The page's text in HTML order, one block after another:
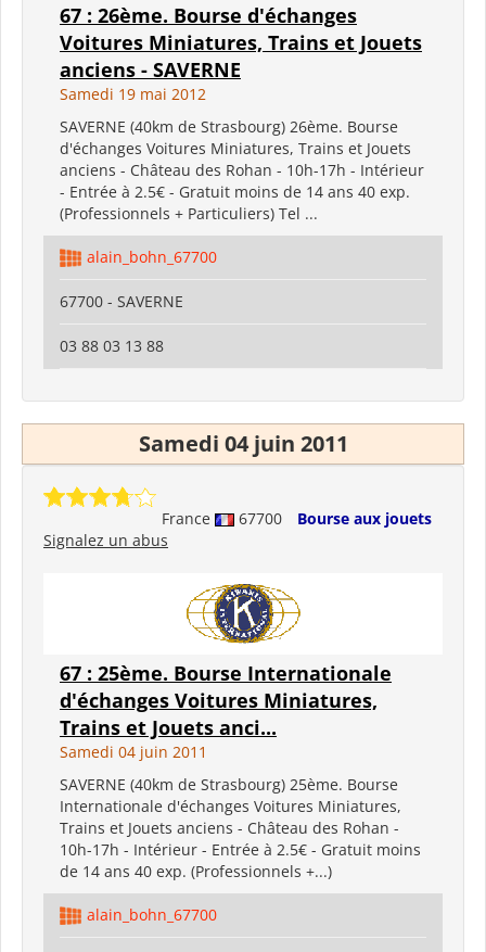
67 : 26ème. Bourse d'échanges
Voitures Miniatures, Trains et Jouets
anciens - SAVERNE
Samedi 19 mai 2012
SAVERNE (40km de Strasbourg) 26ème. Bourse
d'échanges Voitures Miniatures, Trains et Jouets
anciens - Château des Rohan - 10h-17h - Intérieur
- Entrée à 2.5€ - Gratuit moins de 14 ans 40 exp.
(Professionnels + Particuliers) Tel ...
alain_bohn_67700
67700 - SAVERNE
03 88 03 13 88
Samedi 04 juin 2011
France 67700
Bourse aux jouets
Signalez un abus
67 : 25ème. Bourse Internationale
d'échanges Voitures Miniatures,
Trains et Jouets anci...
Samedi 04 juin 2011
SAVERNE (40km de Strasbourg) 25ème. Bourse
Internationale d'échanges Voitures Miniatures,
Trains et Jouets anciens - Château des Rohan -
10h-17h - Intérieur - Entrée à 2.5€ - Gratuit moins
de 14 ans 40 exp. (Professionnels +...)
alain_bohn_67700